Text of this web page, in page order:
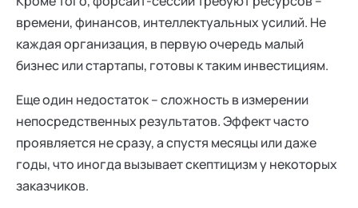
времени, финансов, интеллектуальных усилий. Не
каждая организация, в первую очередь малый
бизнес или стартапы, готовы к таким инвестициям.
Еще один недостаток – сложность в измерении
непосредственных результатов. Эффект часто
проявляется не сразу, а спустя месяцы или даже
годы, что иногда вызывает скептицизм у некоторых
заказчиков.